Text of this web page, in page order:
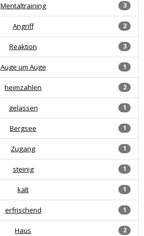
3
Mentaltraining
2
Angriff
3
Reaktion
1
Auge um Auge
2
heimzahlen
1
gelassen
1
Bergsee
1
Zugang
1
steinig
1
kalt
1
erfrischend
2
Haus